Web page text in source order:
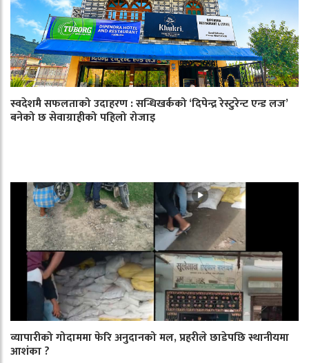
स्वदेशमै सफलताको उदाहरण : सन्धिखर्कको ‘दिपेन्द्र रेस्टुरेन्ट एन्ड लज’
बनेको छ सेवाग्राहीको पहिलो रोजाइ
व्यापारीको गोदाममा फेरि अनुदानको मल, प्रहरीले छाडेपछि स्थानीयमा
आशंका ?